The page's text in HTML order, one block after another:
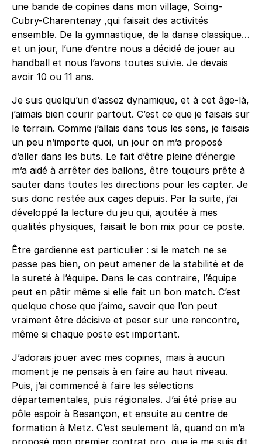
une bande de copines dans mon village, Soing-
Cubry-Charentenay ,qui faisait des activités
ensemble. De la gymnastique, de la danse classique…
et un jour, l’une d’entre nous a décidé de jouer au
handball et nous l’avons toutes suivie. Je devais
avoir 10 ou 11 ans.
Je suis quelqu’un d’assez dynamique, et à cet âge-là,
j’aimais bien courir partout. C’est ce que je faisais sur
le terrain. Comme j’allais dans tous les sens, je faisais
un peu n’importe quoi, un jour on m’a proposé
d’aller dans les buts. Le fait d’être pleine d’énergie
m’a aidé à arrêter des ballons, être toujours prête à
sauter dans toutes les directions pour les capter. Je
suis donc restée aux cages depuis. Par la suite, j’ai
développé la lecture du jeu qui, ajoutée à mes
qualités physiques, faisait le bon mix pour ce poste.
Être gardienne est particulier : si le match ne se
passe pas bien, on peut amener de la stabilité et de
la sureté à l’équipe. Dans le cas contraire, l’équipe
peut en pâtir même si elle fait un bon match. C’est
quelque chose que j’aime, savoir que l’on peut
vraiment être décisive et peser sur une rencontre,
même si chaque poste est important.
J’adorais jouer avec mes copines, mais à aucun
moment je ne pensais à en faire au haut niveau.
Puis, j’ai commencé à faire les sélections
départementales, puis régionales. J’ai été prise au
pôle espoir à Besançon, et ensuite au centre de
formation à Metz. C’est seulement là, quand on m’a